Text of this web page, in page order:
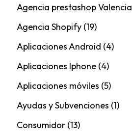
Agencia prestashop Valencia
Agencia Shopify(19)
Aplicaciones Android (4)
Aplicaciones Iphone(4)
Aplicaciones móviles (5)
Ayudas y Subvenciones (1)
Consumidor(13)